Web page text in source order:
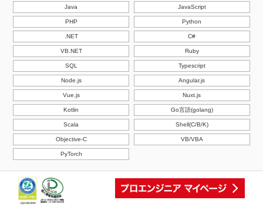
Java JavaScript
PHP Python
.NET C#
VB.NET Ruby
SQL Typescript
Node.js Angular.js
Vue.js Nuxt.js
Kotlin Go言語(golang)
Scala Shell(C/B/K)
Objective-C VB/VBA
PyTorch